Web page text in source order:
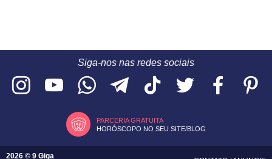
Siga-nos nas redes sociais
PARCERIA GRATUITA
HORÓSCOPO NO SEU SITE/BLOG
2026 © 9 Giga